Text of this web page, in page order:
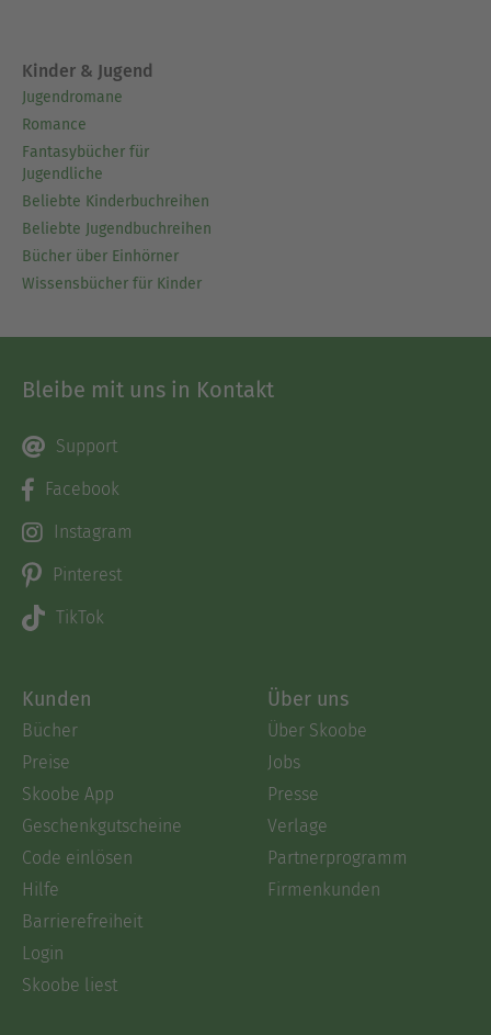
Kinder & Jugend
Jugendromane
Romance
Fantasybücher für
Jugendliche
Beliebte Kinderbuchreihen
Beliebte Jugendbuchreihen
Bücher über Einhörner
Wissensbücher für Kinder
Bleibe mit uns in Kontakt
Support
Facebook
Instagram
Pinterest
TikTok
Kunden
Bücher
Preise
Skoobe App
Geschenkgutscheine
Code einlösen
Hilfe
Barrierefreiheit
Login
Skoobe liest
Über uns
Über Skoobe
Jobs
Presse
Verlage
Partnerprogramm
Firmenkunden